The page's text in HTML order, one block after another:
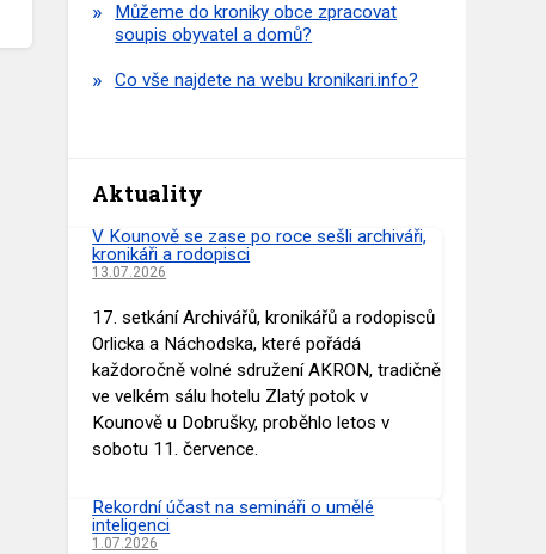
Můžeme do kroniky obce zpracovat
soupis obyvatel a domů?
Co vše najdete na webu kronikari.info?
Aktuality
V Kounově se zase po roce sešli archiváři,
kronikáři a rodopisci
13.07.2026
17. setkání Archivářů, kronikářů a rodopisců
Orlicka a Náchodska, které pořádá
každoročně volné sdružení AKRON, tradičně
ve velkém sálu hotelu Zlatý potok v
Kounově u Dobrušky, proběhlo letos v
sobotu 11. července.
Rekordní účast na semináři o umělé
inteligenci
1.07.2026